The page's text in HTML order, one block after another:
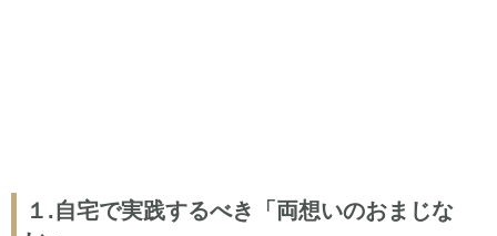
１.自宅で実践するべき「両想いのおまじな